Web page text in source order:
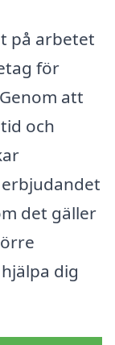
på arbetet
för
att
och
det gäller
dig